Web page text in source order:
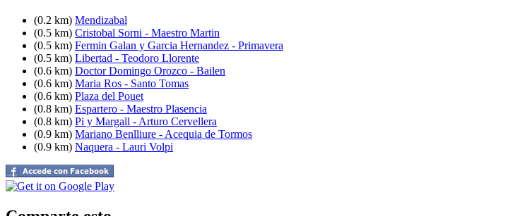
(0.2 km) Mendizabal
(0.5 km) Cristobal Sorni - Maestro Martin
(0.5 km) Fermin Galan y Garcia Hernandez - Primavera
(0.5 km) Libertad - Teodoro Llorente
(0.6 km) Doctor Domingo Orozco - Bailen
(0.6 km) Maria Ros - Santo Tomas
(0.6 km) Plaza del Pouet
(0.8 km) Espartero - Maestro Plasencia
(0.8 km) Pi y Margall - Arturo Cervellera
(0.9 km) Mariano Benlliure - Acequia de Tormos
(0.9 km) Naquera - Lauri Volpi